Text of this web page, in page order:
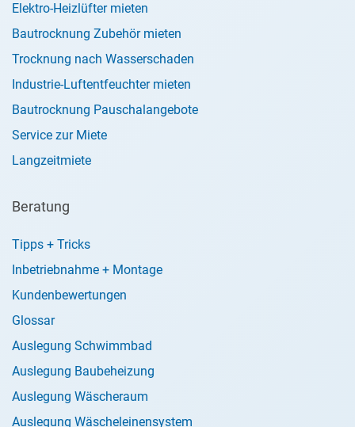
Elektro-Heizlüfter mieten
Bautrocknung Zubehör mieten
Trocknung nach Wasserschaden
Industrie-Luftentfeuchter mieten
Bautrocknung Pauschalangebote
Service zur Miete
Langzeitmiete
Beratung
Tipps + Tricks
Inbetriebnahme + Montage
Kundenbewertungen
Glossar
Auslegung Schwimmbad
Auslegung Baubeheizung
Auslegung Wäscheraum
Auslegung Wäscheleinensystem